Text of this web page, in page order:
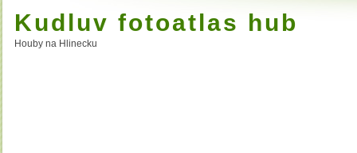
Kudluv fotoatlas hub
Houby na Hlinecku